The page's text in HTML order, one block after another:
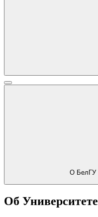
О БелГУ
Об Университете